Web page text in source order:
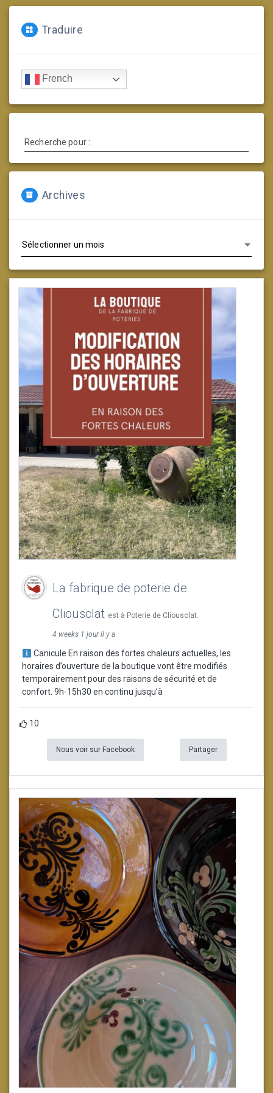
Traduire
French
Recherche pour :
Archives
La fabrique de poterie de
Cliousclat est à Poterie de Cliousclat.
4 weeks 1 jour il y a
Canicule En raison des fortes chaleurs actuelles, les
horaires d’ouverture de la boutique vont être modifiés
temporairement pour des raisons de sécurité et de
confort. 9h-15h30 en continu jusqu’à
10
Nous voir sur Facebook Partager